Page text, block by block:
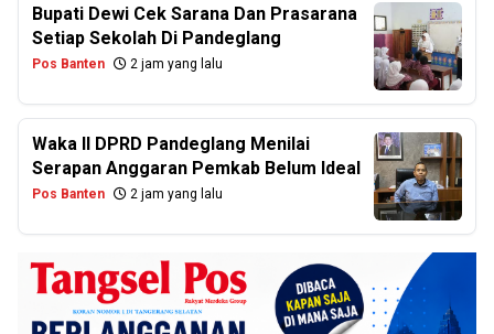
Bupati Dewi Cek Sarana Dan Prasarana
Setiap Sekolah Di Pandeglang
Pos Banten 2 jam yang lalu
Waka II DPRD Pandeglang Menilai
Serapan Anggaran Pemkab Belum Ideal
Pos Banten 2 jam yang lalu